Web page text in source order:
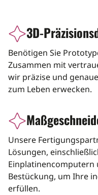
icon
3D-
Benötigen Sie
Zusammen mit
wir präzise und
zum Leben erwecken.
icon
Unsere
Lösungen,
Bestückung, um Ihre
erfüllen.